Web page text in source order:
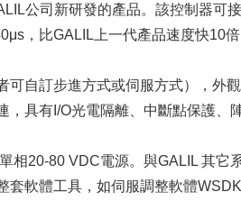
公司新研發的產品。該控制器可
，比GALIL上一代產品速度快10倍
可自訂步進方式或伺服方式），外
具有I/O光電隔離、中斷點保護、
相20-80 VDC電源。與GALIL 其它
套軟體工具，如伺服調整軟體